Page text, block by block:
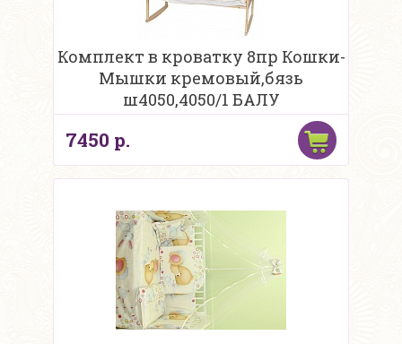
Комплект в кроватку 8пр Кошки-
Мышки кремовый,бязь
ш4050,4050/1 БАЛУ
7450 р.